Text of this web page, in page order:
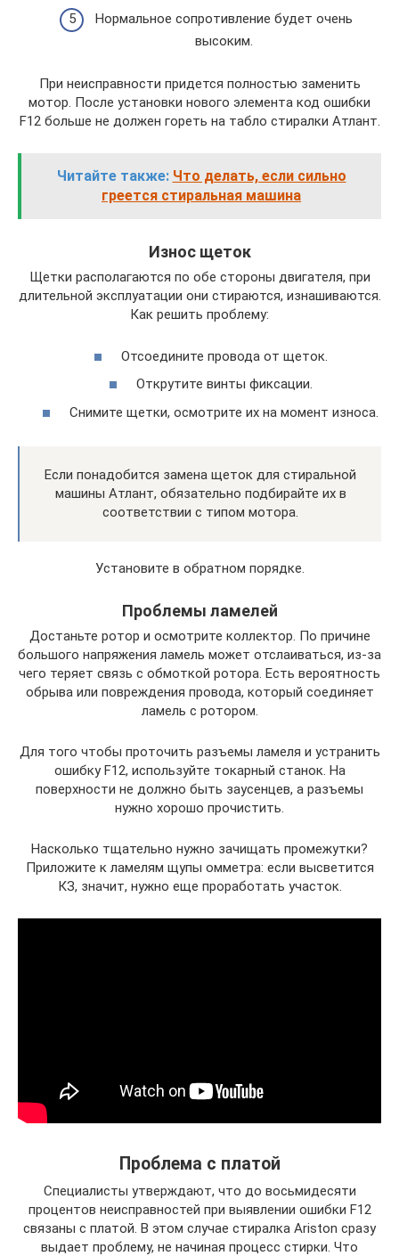
Нормальное сопротивление будет очень
высоким.
При неисправности придется полностью заменить
мотор. После установки нового элемента код ошибки
F12 больше не должен гореть на табло стиралки Атлант.
Читайте также: Что делать, если сильно
греется стиральная машина
Износ щеток
Щетки располагаются по обе стороны двигателя, при
длительной эксплуатации они стираются, изнашиваются.
Как решить проблему:
Отсоедините провода от щеток.
Открутите винты фиксации.
Снимите щетки, осмотрите их на момент износа.
Если понадобится замена щеток для стиральной
машины Атлант, обязательно подбирайте их в
соответствии с типом мотора.
Установите в обратном порядке.
Проблемы ламелей
Достаньте ротор и осмотрите коллектор. По причине
большого напряжения ламель может отслаиваться, из-за
чего теряет связь с обмоткой ротора. Есть вероятность
обрыва или повреждения провода, который соединяет
ламель с ротором.
Для того чтобы проточить разъемы ламеля и устранить
ошибку F12, используйте токарный станок. На
поверхности не должно быть заусенцев, а разъемы
нужно хорошо прочистить.
Насколько тщательно нужно зачищать промежутки?
Приложите к ламелям щупы омметра: если высветится
КЗ, значит, нужно еще проработать участок.
Проблема с платой
Специалисты утверждают, что до восьмидесяти
процентов неисправностей при выявлении ошибки F12
связаны с платой. В этом случае стиралка Ariston сразу
выдает проблему, не начиная процесс стирки. Что